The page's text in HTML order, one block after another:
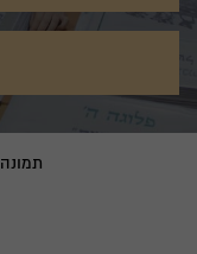
תמונה